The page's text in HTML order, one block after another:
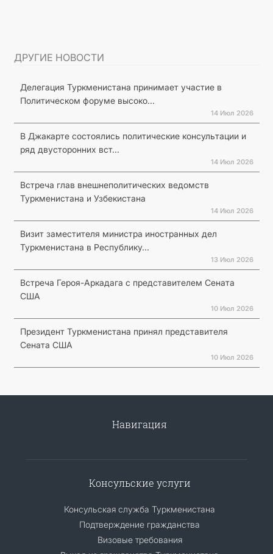
ДРУГИЕ НОВОСТИ
Делегация Туркменистана принимает участие в
Политическом форуме высоко...
14 Июл 2026
В Джакарте состоялись политические консультации и
ряд двусторонних вст...
14 Июл 2026
Встреча глав внешнеполитических ведомств
Туркменистана и Узбекистана
14 Июл 2026
Визит заместителя министра иностранных дел
Туркменистана в Республику...
13 Июл 2026
Встреча Героя-Аркадага с представителем Сената
США
10 Июл 2026
Президент Туркменистана принял представителя
Сената США
10 Июл 2026
Навигация
Консульские услуги
Консульская служба Туркменистана
Подтверждение гражданства
Визовые требования